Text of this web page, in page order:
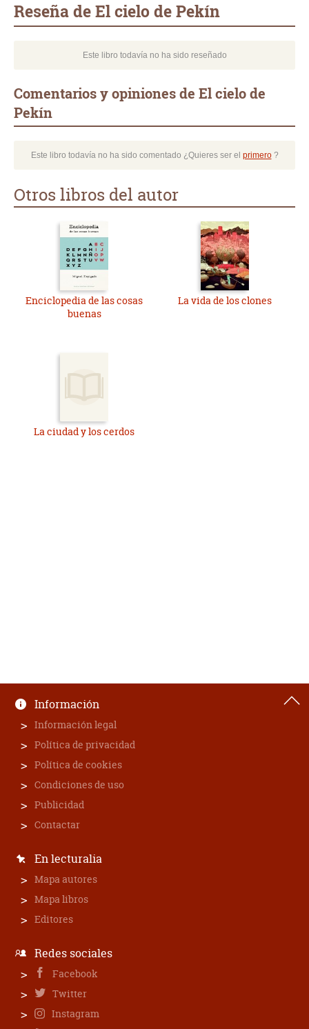
Reseña de El cielo de Pekín
Este libro todavía no ha sido reseñado
Comentarios y opiniones de El cielo de
Pekín
Este libro todavía no ha sido comentado ¿Quieres ser el primero?
Otros libros del autor
Enciclopedia de las cosas
buenas
La vida de los clones
La ciudad y los cerdos
Información
Información legal
Política de privacidad
Política de cookies
Condiciones de uso
Publicidad
Contactar
En lecturalia
Mapa autores
Mapa libros
Editores
Redes sociales
Facebook
Twitter
Instagram